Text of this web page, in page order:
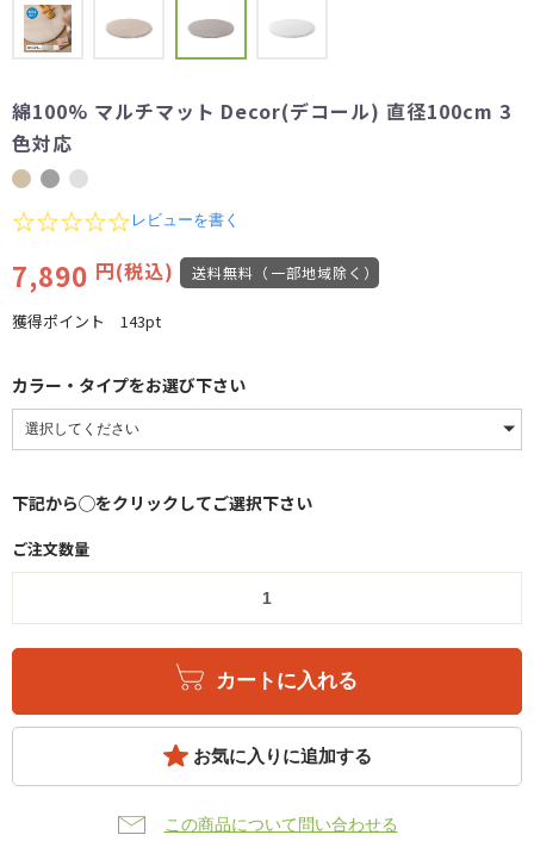
綿100% マルチマット Decor(デコール) 直径100cm 3
色対応
0.0
rating
レビューを書く
7,890 円(税込) 送料無料（一部地域除く）
獲得ポイント 143pt
カラー・タイプをお選び下さい
下記から◯をクリックしてご選択下さい
ご注文数量
カートに入れる
お気に入りに追加する
この商品について問い合わせる